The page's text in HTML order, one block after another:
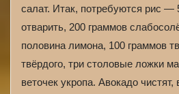
салат. Итак, потребуются рис —
отварить, 200 граммов
половина лимона, 100 граммов
твёрдого, три столовые ложки
веточек укропа. Авокадо